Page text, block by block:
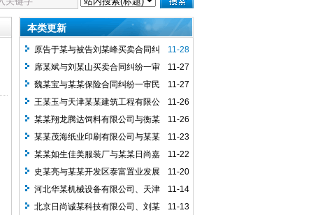
本类更新
11-28
原告于某与被告刘某峰买卖合同纠
纷一案民事判决书
11-27
席某斌与刘某山买卖合同纠纷一审
民事判决书
11-27
魏某宝与某某保险合同纠纷一审民
事判决书
11-26
王某玉与天津某某建筑工程有限公
司房屋租赁合同纠纷一审民事判决...
11-26
某某翔龙腾达饲料有限公司与衡某
稳买卖合同纠纷一审民事判决书
11-23
某某茂海纸业印刷有限公司与某某
华林机械设备有限公司买卖合同...
11-22
某某如生佳美服装厂与某某日尚嘉
诚科技有限公司加工合同纠纷一审...
11-20
史某亮与某某开发区泰富置业发展
有限公司、某某金之家房地产经纪..
11-14
河北华某机械设备有限公司、天津
市茂某纸业印刷有限公司买卖合同...
11-13
北京日尚诚某科技有限公司、刘某